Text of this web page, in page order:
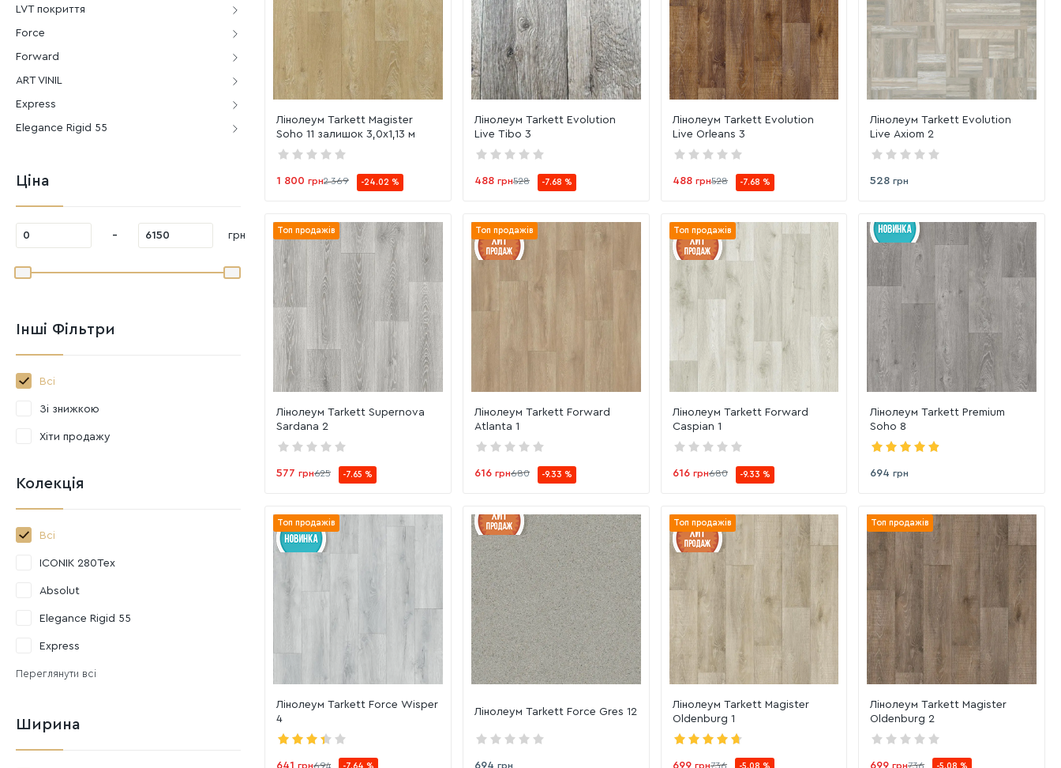
LVT покриття
Force
Forward
ART VINIL
Express
Elegance Rigid 55
Ціна
- грн
Інші Фільтри
Всі
Зі знижкою
Хіти продажу
Колекція
Всі
ICONIK 280Tex
Absolut
Elegance Rigid 55
Express
Переглянути всі
Ширина
Лінолеум Tarkett Magister
Soho 11 залишок 3,0х1,13 м
1 800 грн2 369 -24.02 %
Лінолеум Tarkett Evolution
Live Tibo 3
488 грн528 -7.68 %
Лінолеум Tarkett Evolution
Live Orleans 3
488 грн528 -7.68 %
Лінолеум Tarkett Evolution
Live Axiom 2
528 грн
Топ продажів
Лінолеум Tarkett Supernova
Sardana 2
577 грн625 -7.65 %
Топ продажів
Лінолеум Tarkett Forward
Atlanta 1
616 грн680 -9.33 %
Топ продажів
Лінолеум Tarkett Forward
Caspian 1
616 грн680 -9.33 %
Лінолеум Tarkett Premium
Soho 8
694 грн
Топ продажів
Лінолеум Tarkett Force Wisper
4
641 грн694 -7.64 %
Лінолеум Tarkett Force Gres 12
694 грн
Топ продажів
Лінолеум Tarkett Magister
Oldenburg 1
699 грн736 -5.08 %
Топ продажів
Лінолеум Tarkett Magister
Oldenburg 2
699 грн736 -5.08 %